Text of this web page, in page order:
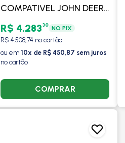
COMPATIVEL JOHN DEERE
3510 / 3520
R$ 4.28330 NO PIX
R$ 4.508,74 no cartão
ou em 10x de R$ 450,87 sem juros
no cartão
COMPRAR